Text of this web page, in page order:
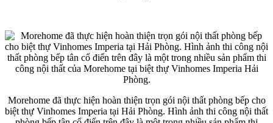
Morehome đã thực hiện hoàn thiện trọn gói nội thất phòng bếp cho
biệt thự Vinhomes Imperia tại Hải Phòng. Hình ảnh thi công nội thất